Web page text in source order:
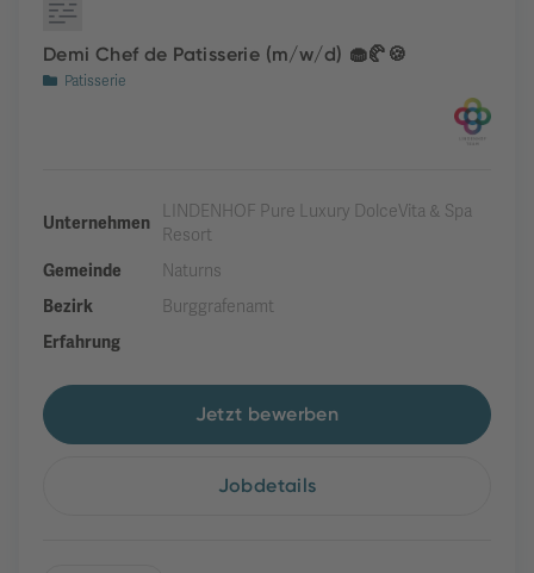
Demi Chef de Patisserie (m/w/d) 🧁🥐🍪
Patisserie
Unternehmen
LINDENHOF Pure Luxury DolceVita & Spa
Resort
Gemeinde
Naturns
Bezirk
Burggrafenamt
Erfahrung
Jetzt bewerben
Jobdetails